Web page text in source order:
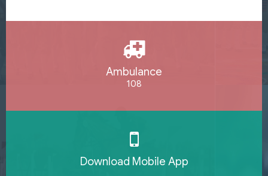
Ambulance
108
Download Mobile App